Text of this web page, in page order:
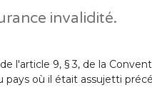
invalidité.
l'article 9, § 3, de la
où il était assujetti